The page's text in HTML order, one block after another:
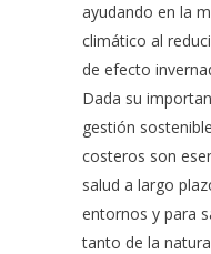
ayudando en la
climático al
de efecto
Dada su
gestión
costeros son
salud a largo
entornos y para
tanto de la